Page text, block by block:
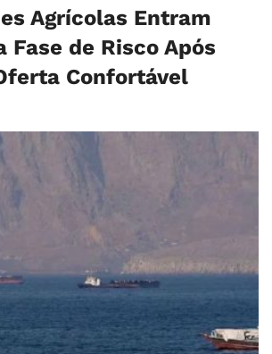
Agrícolas Entram
Fase de Risco Após
Confortável